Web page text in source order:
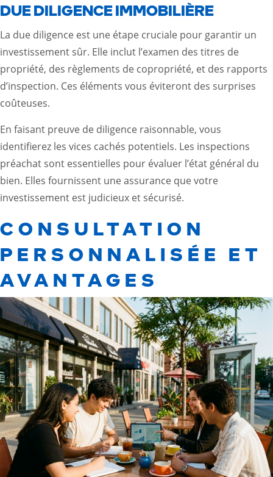
DUE DILIGENCE IMMOBILIÈRE
La due diligence est une étape cruciale pour garantir un
investissement sûr. Elle inclut l’examen des titres de
propriété, des règlements de copropriété, et des rapports
d’inspection. Ces éléments vous éviteront des surprises
coûteuses.
En faisant preuve de diligence raisonnable, vous
identifierez les vices cachés potentiels. Les inspections
préachat sont essentielles pour évaluer l’état général du
bien. Elles fournissent une assurance que votre
investissement est judicieux et sécurisé.
CONSULTATION
PERSONNALISÉE ET
AVANTAGES